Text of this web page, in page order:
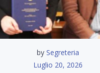
by Segreteria
Luglio 20, 2026